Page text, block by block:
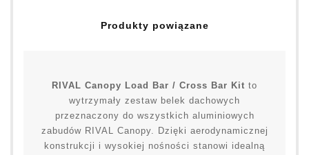
Produkty powiązane
RIVAL Canopy Load Bar / Cross Bar Kit to
wytrzymały zestaw belek dachowych
przeznaczony do wszystkich aluminiowych
zabudów RIVAL Canopy. Dzięki aerodynamicznej
konstrukcji i wysokiej nośności stanowi idealną